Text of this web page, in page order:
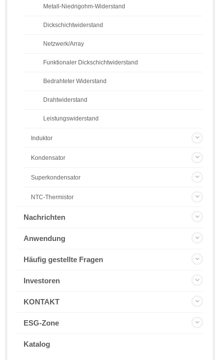
Metall-Niedrigohm-Widerstand
Dickschichtwiderstand
Netzwerk/Array
Funktionaler Dickschichtwiderstand
Bedrahteter Widerstand
Drahtwiderstand
Leistungswiderstand
Induktor
Kondensator
Superkondensator
NTC-Thermistor
Nachrichten
Anwendung
Häufig gestellte Fragen
Investoren
KONTAKT
ESG-Zone
Katalog